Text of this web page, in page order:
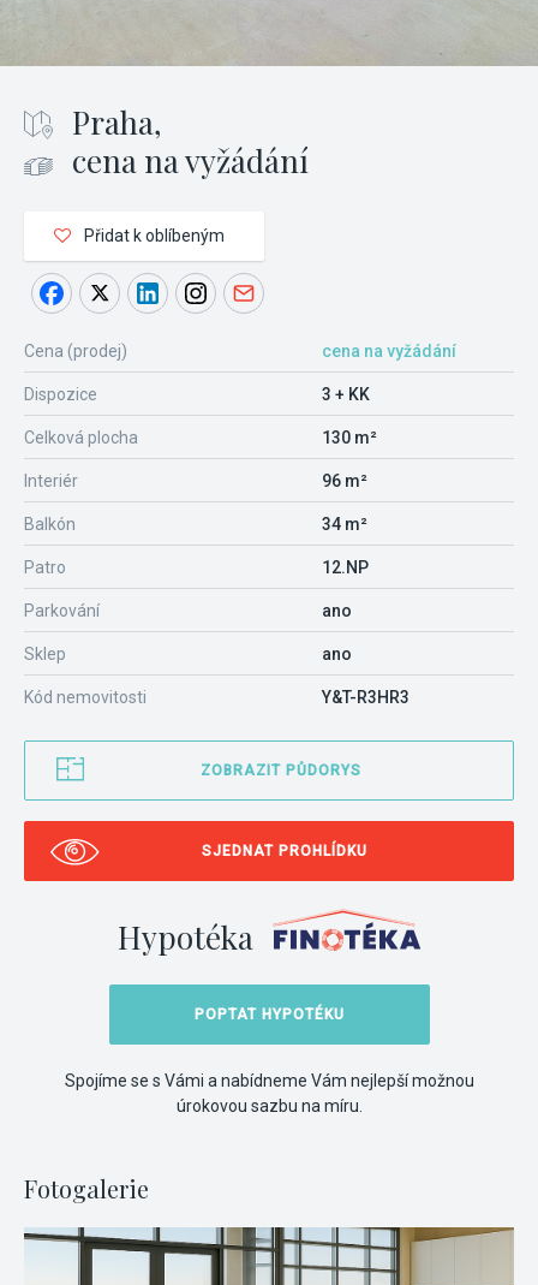
Praha,
cena na vyžádání
Přidat k oblíbeným
Cena (prodej) cena na vyžádání
Dispozice 3 + KK
Celková plocha 130 m²
Interiér 96 m²
Balkón 34 m²
Patro 12.NP
Parkování ano
Sklep ano
Kód nemovitosti Y&T-R3HR3
ZOBRAZIT PŮDORYS
SJEDNAT PROHLÍDKU
Hypotéka
POPTAT HYPOTÉKU
Spojíme se s Vámi a nabídneme Vám nejlepší možnou
úrokovou sazbu na míru.
Fotogalerie